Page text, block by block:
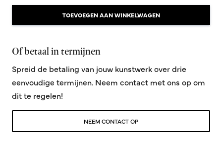
TOEVOEGEN AAN WINKELWAGEN
Of betaal in termijnen
Spreid de betaling van jouw kunstwerk over drie
eenvoudige termijnen. Neem contact met ons op om
dit te regelen!
NEEM CONTACT OP